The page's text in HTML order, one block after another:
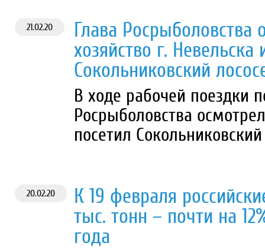
21.02.20
Глава Росрыболовства
хозяйство г. Невельска
Сокольниковский
В ходе рабочей поездки
Росрыболовства
посетил
20.02.20
К 19 февраля
тыс. тонн – почти на
года